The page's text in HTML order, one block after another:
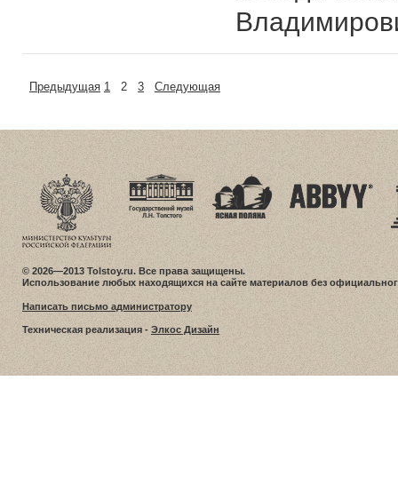
Предыдущая 1 2 3 Следующая
© 2026—2013 Tolstoy.ru. Все права защищены.
Использование любых находящихся на сайте материалов без
Написать письмо администратору
Техническая реализация - Элкос Дизайн